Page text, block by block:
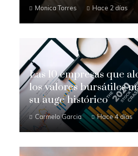
Monica Torres Hace 2 días
Las 10 empresas que
los valores bursátiles
su auge histórico
Carmelo Garcia Hace 4 días